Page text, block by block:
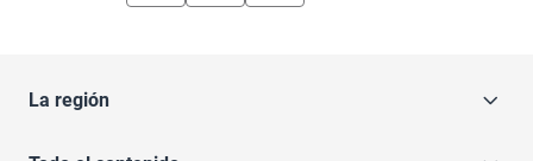
La región